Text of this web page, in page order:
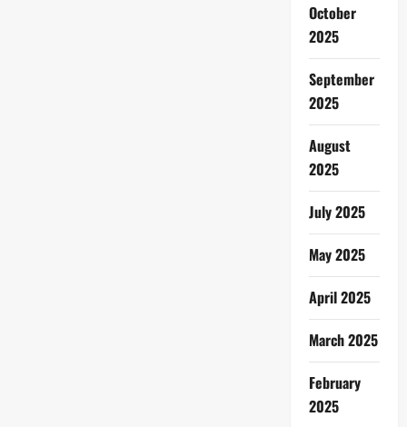
October
2025
September
2025
August
2025
July 2025
May 2025
April 2025
March 2025
February
2025